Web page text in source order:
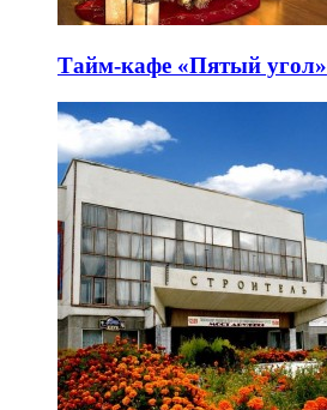
Тайм-кафе «Пятый угол»